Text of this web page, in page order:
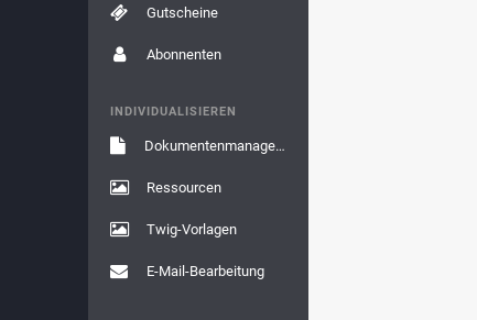
Gutscheine
Abonnenten
INDIVIDUALISIEREN
Dokumentenmanagement
Ressourcen
Twig-Vorlagen
E-Mail-Bearbeitung